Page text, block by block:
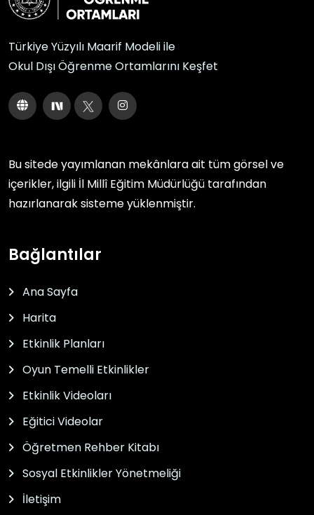
Türkiye Yüzyılı Maarif Modeli ile
Okul Dışı Öğrenme Ortamlarını Keşfet
Bu sitede yayımlanan mekânlara ait tüm görsel ve
içerikler, ilgili İl Millî Eğitim Müdürlüğü tarafından
hazırlanarak sisteme yüklenmiştir.
Bağlantılar
Ana Sayfa
Harita
Etkinlik Planları
Oyun Temelli Etkinlikler
Etkinlik Videoları
Eğitici Videolar
Öğretmen Rehber Kitabı
Sosyal Etkinlikler Yönetmeliği
İletişim